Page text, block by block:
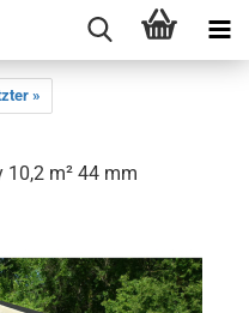
»
m² 44 mm